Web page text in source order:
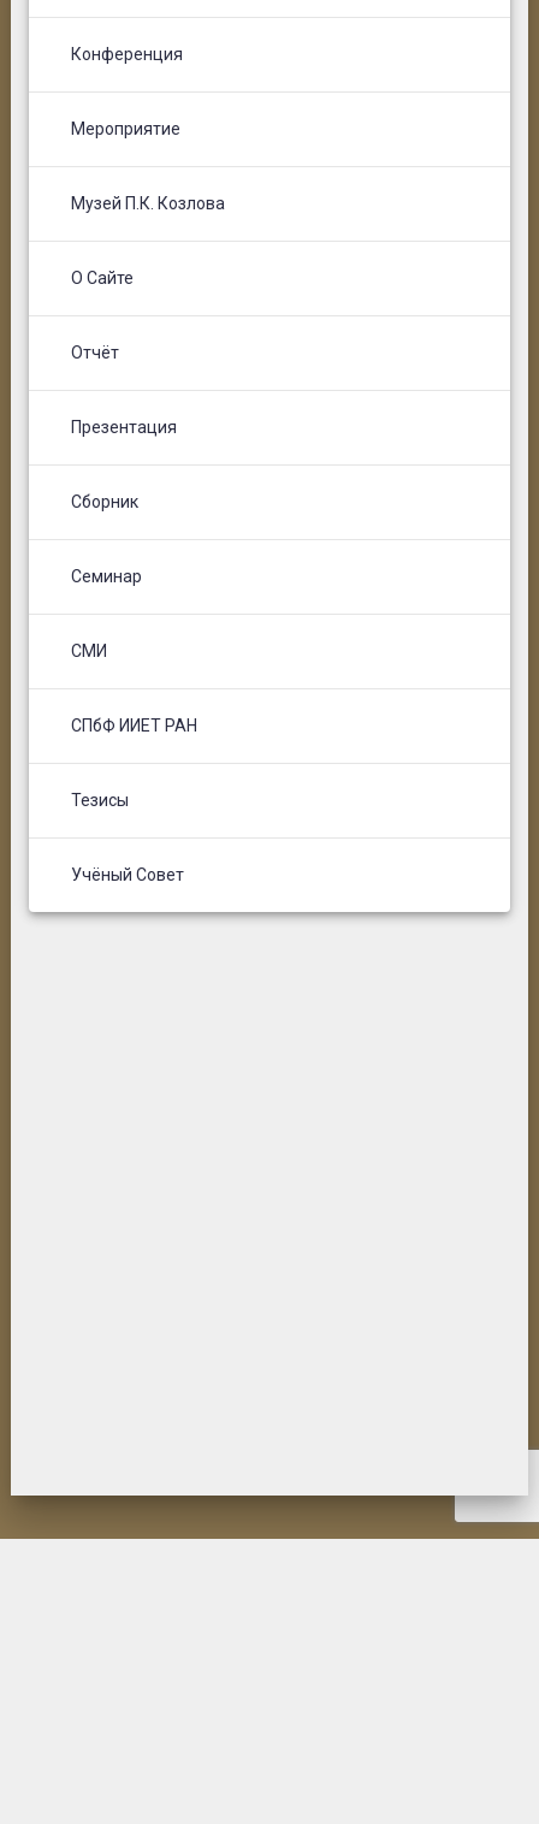
Конференция
Мероприятие
Музей П.К. Козлова
О Сайте
Отчёт
Презентация
Сборник
Семинар
СМИ
СПбФ ИИЕТ РАН
Тезисы
Учёный Совет